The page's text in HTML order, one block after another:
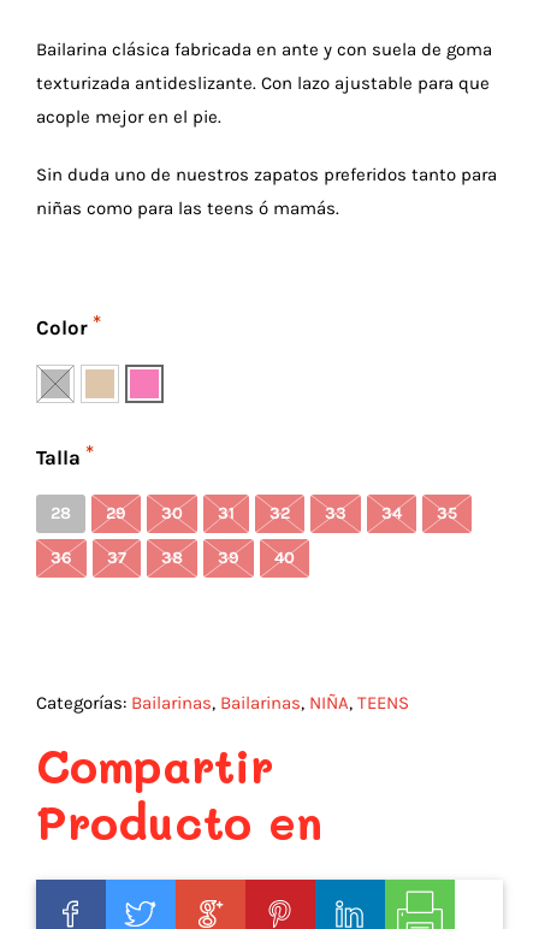
Bailarina clásica fabricada en ante y con suela de goma
texturizada antideslizante. Con lazo ajustable para que
acople mejor en el pie.
Sin duda uno de nuestros zapatos preferidos tanto para
niñas como para las teens ó mamás.
Color
Talla
28 29 30 31 32 33 34 35
36 37 38 39 40
Categorías: Bailarinas, Bailarinas, NIÑA, TEENS
Compartir
Producto en